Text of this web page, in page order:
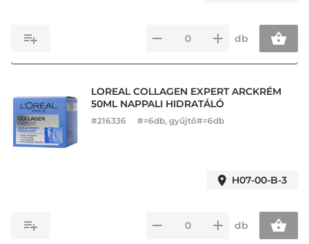
db
LOREAL COLLAGEN EXPERT ARCKRÉM
50ML NAPPALI HIDRATÁLÓ
#216336 #=6db, gyűjtő#=6db
H07-00-B-3
db